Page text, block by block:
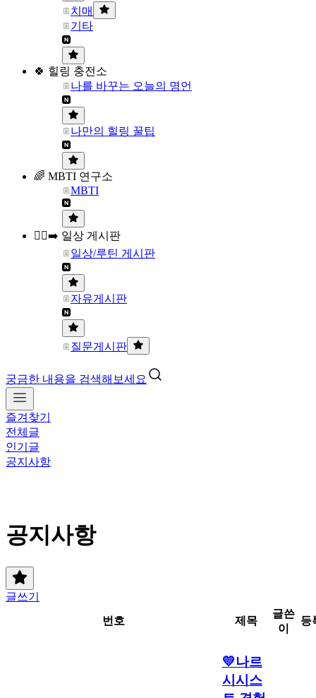
치매
기타
🍀 힐링 충전소
나를 바꾸는 오늘의 명언
나만의 힐링 꿀팁
🌈 MBTI 연구소
MBTI
🏃‍♀️‍➡️ 일상 게시판
일상/루틴 게시판
자유게시판
질문게시판
궁금한 내용을 검색해보세요
즐겨찾기
전체글
인기글
공지사항
공지사항
글쓰기
번호
제목
글쓴
이
등
💛나르
시시스